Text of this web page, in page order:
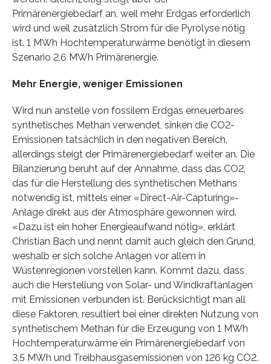
Primärenergiebedarf an, weil mehr Erdgas erforderlich
wird und weil zusätzlich Strom für die Pyrolyse nötig
ist. 1 MWh Hochtemperaturwärme benötigt in diesem
Szenario 2,6 MWh Primärenergie.
Mehr Energie, weniger Emissionen
Wird nun anstelle von fossilem Erdgas erneuerbares
synthetisches Methan verwendet, sinken die CO2-
Emissionen tatsächlich in den negativen Bereich,
allerdings steigt der Primärenergiebedarf weiter an. Die
Bilanzierung beruht auf der Annahme, dass das CO2,
das für die Herstellung des synthetischen Methans
notwendig ist, mittels einer «Direct-Air-Capturing»-
Anlage direkt aus der Atmosphäre gewonnen wird.
«Dazu ist ein hoher Energieaufwand nötig», erklärt
Christian Bach und nennt damit auch gleich den Grund,
weshalb er sich solche Anlagen vor allem in
Wüstenregionen vorstellen kann. Kommt dazu, dass
auch die Herstellung von Solar- und Windkraftanlagen
mit Emissionen verbunden ist. Berücksichtigt man all
diese Faktoren, resultiert bei einer direkten Nutzung von
synthetischem Methan für die Erzeugung von 1 MWh
Hochtemperaturwärme ein Primärenergiebedarf von
3,5 MWh und Treibhausgasemissionen von 126 kg CO2.